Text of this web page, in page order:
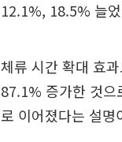
12.1%, 18.5% 늘
체류 시간 확대 효
87.1% 증가한 것으
로 이어졌다는 설명